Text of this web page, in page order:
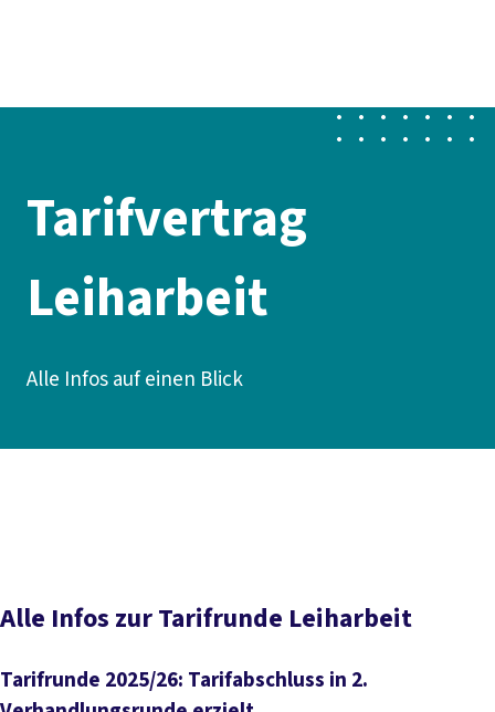
Mitmachen Politik
Tarifvertrag
Leiharbeit
Alle Infos auf einen Blick
Alle Infos zur Tarifrunde Leiharbeit
Tarifrunde 2025/26: Tarifabschluss in 2.